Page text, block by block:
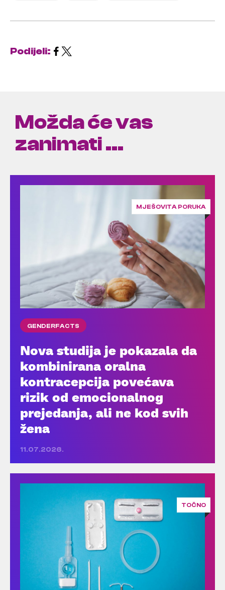
Podijeli:
Možda će vas
zanimati ...
MJEŠOVITA PORUKA
GENDERFACTS
Nova studija je pokazala da
kombinirana oralna
kontracepcija povećava
rizik od emocionalnog
prejedanja, ali ne kod svih
žena
11.07.2026.
TOČNO